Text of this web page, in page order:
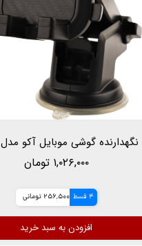
نگهدارنده گوشی موبایل آکو مدل HD-3
۱,۰۲۶,۰۰۰ تومان
4 قسط 256,500 تومانی
افزودن به سبد خرید